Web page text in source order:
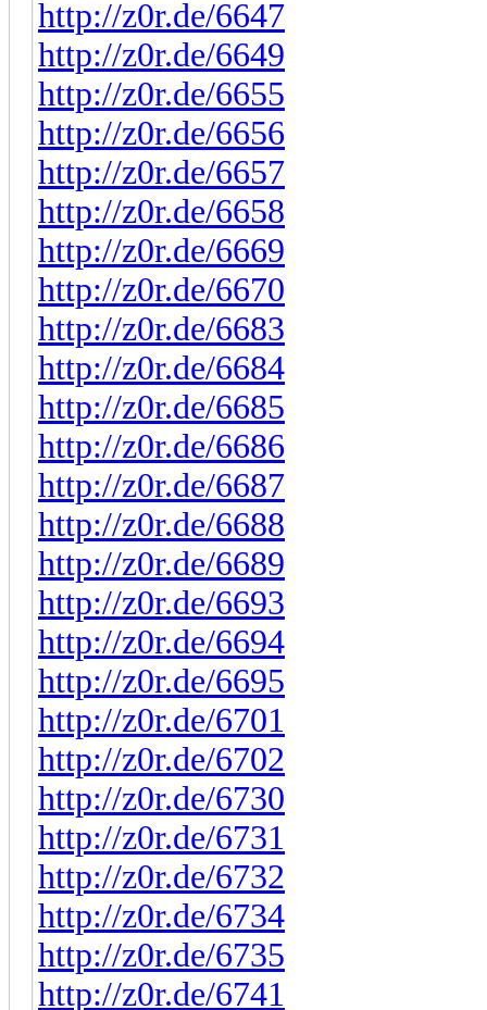
http://z0r.de/6647
http://z0r.de/6649
http://z0r.de/6655
http://z0r.de/6656
http://z0r.de/6657
http://z0r.de/6658
http://z0r.de/6669
http://z0r.de/6670
http://z0r.de/6683
http://z0r.de/6684
http://z0r.de/6685
http://z0r.de/6686
http://z0r.de/6687
http://z0r.de/6688
http://z0r.de/6689
http://z0r.de/6693
http://z0r.de/6694
http://z0r.de/6695
http://z0r.de/6701
http://z0r.de/6702
http://z0r.de/6730
http://z0r.de/6731
http://z0r.de/6732
http://z0r.de/6734
http://z0r.de/6735
http://z0r.de/6741